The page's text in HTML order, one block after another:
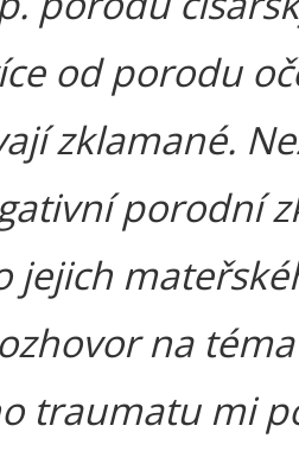
od porodu
zklamané.
porodní
jejich
na téma
traumatu mi